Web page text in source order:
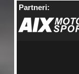
Partneri: